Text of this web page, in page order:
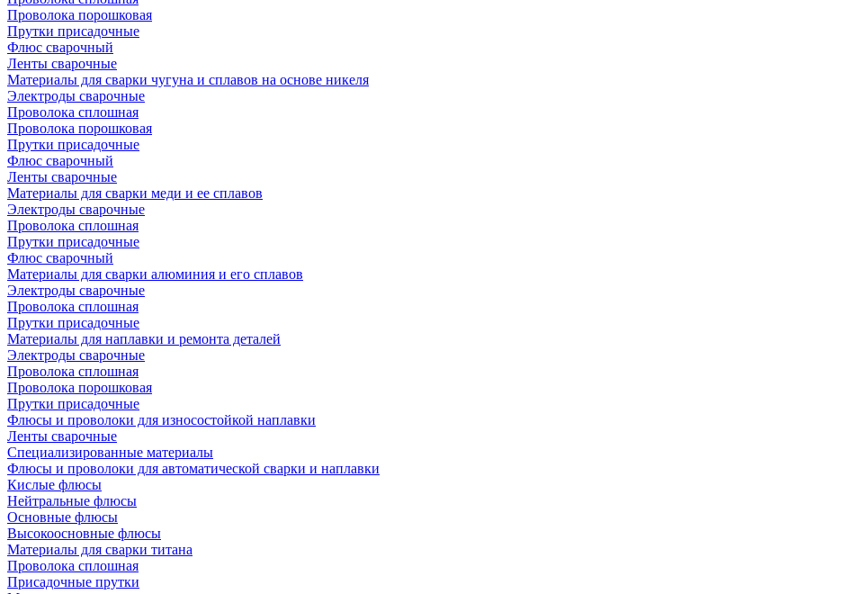
Проволока порошковая
Прутки присадочные
Флюс сварочный
Ленты сварочные
Материалы для сварки чугуна и сплавов на основе никеля
Электроды сварочные
Проволока сплошная
Проволока порошковая
Прутки присадочные
Флюс сварочный
Ленты сварочные
Материалы для сварки меди и ее сплавов
Электроды сварочные
Проволока сплошная
Прутки присадочные
Флюс сварочный
Материалы для сварки алюминия и его сплавов
Электроды сварочные
Проволока сплошная
Прутки присадочные
Материалы для наплавки и ремонта деталей
Электроды сварочные
Проволока сплошная
Проволока порошковая
Прутки присадочные
Флюсы и проволоки для износостойкой наплавки
Ленты сварочные
Специализированные материалы
Флюсы и проволоки для автоматической сварки и наплавки
Кислые флюсы
Нейтральные флюсы
Основные флюсы
Высокоосновные флюсы
Материалы для сварки титана
Проволока сплошная
Присадочные прутки